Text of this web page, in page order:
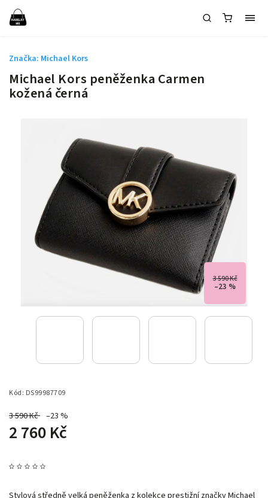
Michael Kors peněženka Carmen
kožená černá
3 590 Kč
–23 %
Kód: DS99987709
3 590 Kč –23 %
2 760 Kč
Stylová středně velká peněženka z kolekce prestižní značky Michael
Značka: Michael Kors